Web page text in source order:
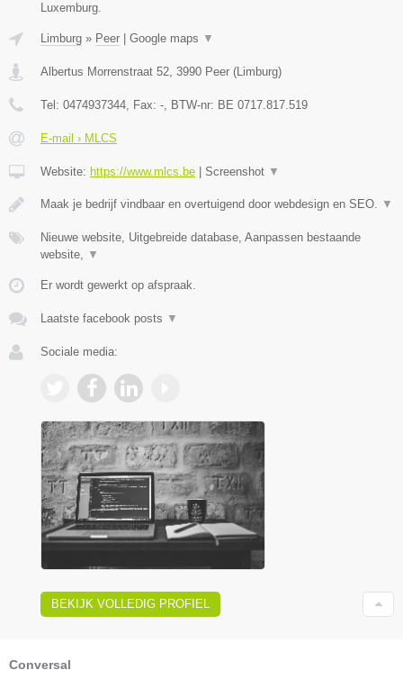
Luxemburg.
Limburg » Peer | Google maps ▼
Albertus Morrenstraat 52 3990 Peer (Limburg)
Tel: 0474937344 , Fax: - , BTW-nr: BE 0717.817.519
E-mail › MLCS
Website: https://www.mlcs.be | Screenshot ▼
Maak je bedrijf vindbaar en overtuigend door webdesign en SEO. ▼
Nieuwe website, Uitgebreide database, Aanpassen bestaande
website,
▼
Er wordt gewerkt op afspraak.
Laatste facebook posts ▼
Sociale media:
BEKIJK VOLLEDIG PROFIEL
Conversal